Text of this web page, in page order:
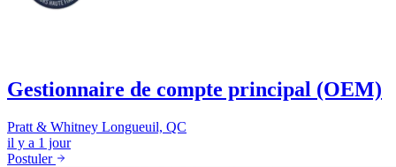
Gestionnaire de compte principal (OEM)
Pratt & Whitney Longueuil, QC
il y a 1 jour
Postuler